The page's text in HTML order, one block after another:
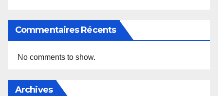
Commentaires Récents
No comments to show.
Archives